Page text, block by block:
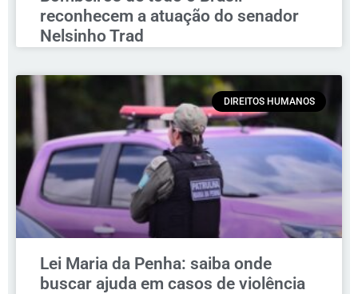
reconhecem a atuação do senador
Nelsinho Trad
DIREITOS HUMANOS
Lei Maria da Penha: saiba onde
buscar ajuda em casos de violência